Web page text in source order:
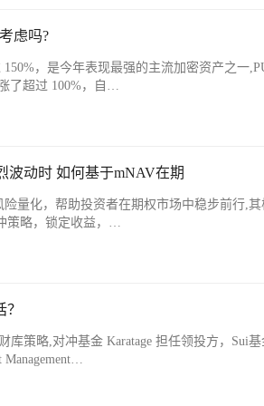
虑吗?
，是今年表现最强的主流加密资产之一
了超过 100%，自…
波动时 如何基于mNAV在期
量化，帮助投资者在期权市场中稳步前行,
策略，锁定收益，…
库策略,对冲基金 Karatage 担任领投方，Sui